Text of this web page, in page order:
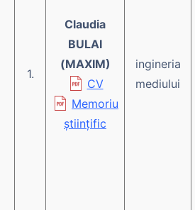
1.
Claudia
BULAI
(MAXIM)
CV
Memoriu
științific
ingineria
mediului